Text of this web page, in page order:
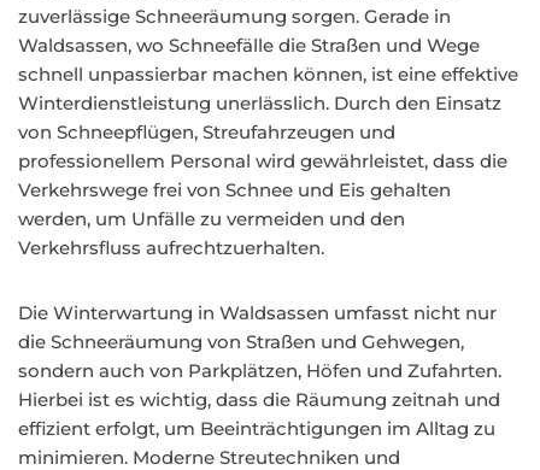
zuverlässige Schneeräumung sorgen. Gerade in
Waldsassen, wo Schneefälle die Straßen und Wege
schnell unpassierbar machen können, ist eine effektive
Winterdienstleistung unerlässlich. Durch den Einsatz
von Schneepflügen, Streufahrzeugen und
professionellem Personal wird gewährleistet, dass die
Verkehrswege frei von Schnee und Eis gehalten
werden, um Unfälle zu vermeiden und den
Verkehrsfluss aufrechtzuerhalten.
Die Winterwartung in Waldsassen umfasst nicht nur
die Schneeräumung von Straßen und Gehwegen,
sondern auch von Parkplätzen, Höfen und Zufahrten.
Hierbei ist es wichtig, dass die Räumung zeitnah und
effizient erfolgt, um Beeinträchtigungen im Alltag zu
minimieren. Moderne Streutechniken und